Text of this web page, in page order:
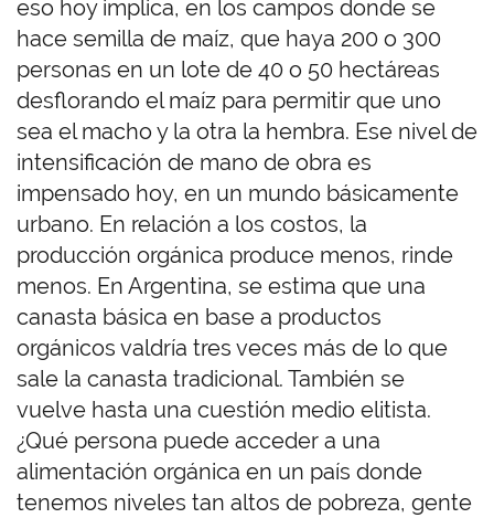
eso hoy implica, en los campos donde se
hace semilla de maíz, que haya 200 o 300
personas en un lote de 40 o 50 hectáreas
desflorando el maíz para permitir que uno
sea el macho y la otra la hembra. Ese nivel de
intensificación de mano de obra es
impensado hoy, en un mundo básicamente
urbano. En relación a los costos, la
producción orgánica produce menos, rinde
menos. En Argentina, se estima que una
canasta básica en base a productos
orgánicos valdría tres veces más de lo que
sale la canasta tradicional. También se
vuelve hasta una cuestión medio elitista.
¿Qué persona puede acceder a una
alimentación orgánica en un país donde
tenemos niveles tan altos de pobreza, gente